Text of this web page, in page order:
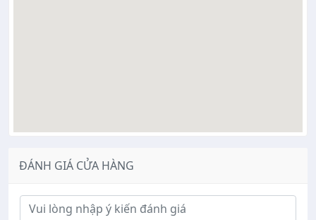
ĐÁNH GIÁ CỬA HÀNG
Ý kiến đánh giá